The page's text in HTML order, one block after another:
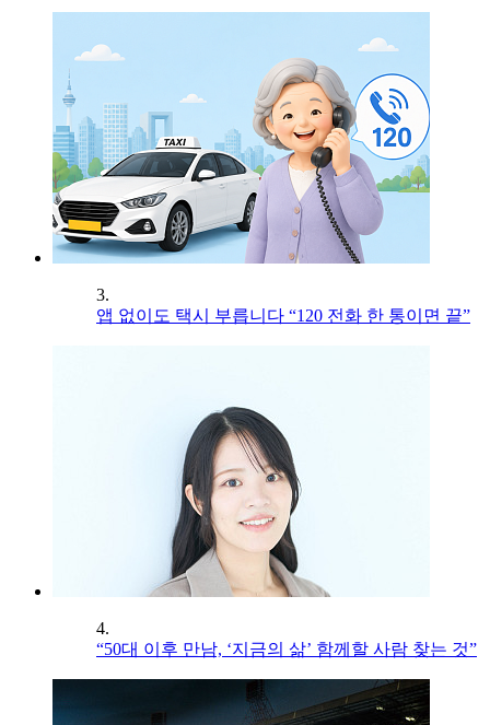
3.
앱 없이도 택시 부릅니다 “120 전화 한 통이면 끝”
4.
“50대 이후 만남, ‘지금의 삶’ 함께할 사람 찾는 것”